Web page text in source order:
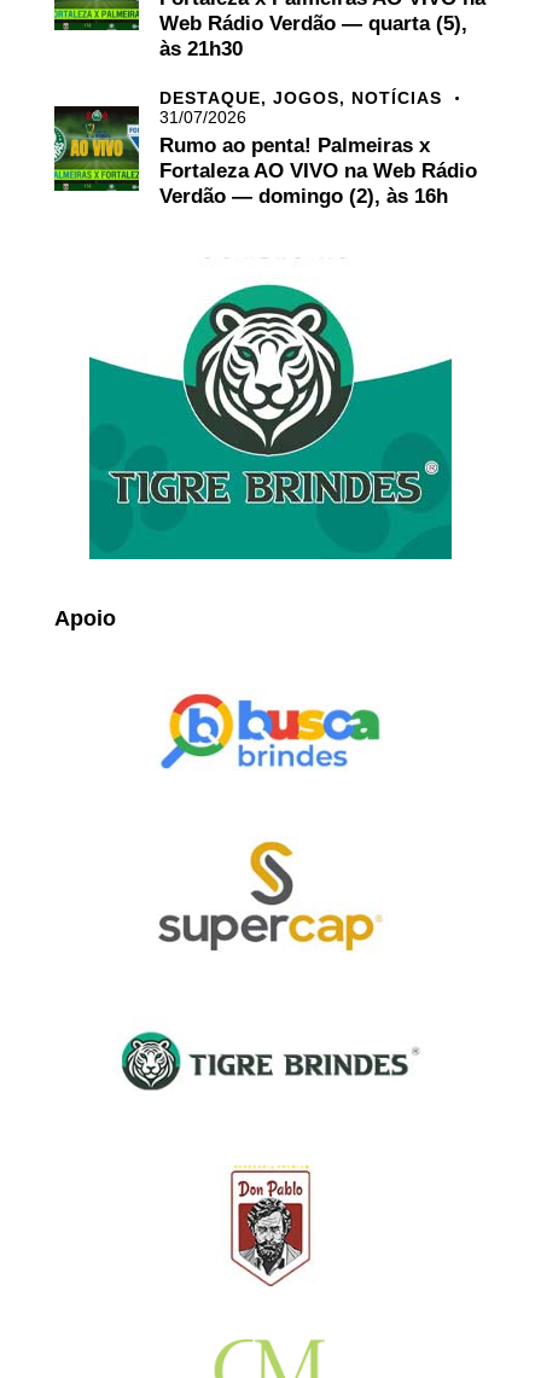
Web Rádio Verdão — quarta (5),
às 21h30
DESTAQUE, JOGOS, NOTÍCIAS
31/07/2026
Rumo ao penta! Palmeiras x
Fortaleza AO VIVO na Web Rádio
Verdão — domingo (2), às 16h
Apoio